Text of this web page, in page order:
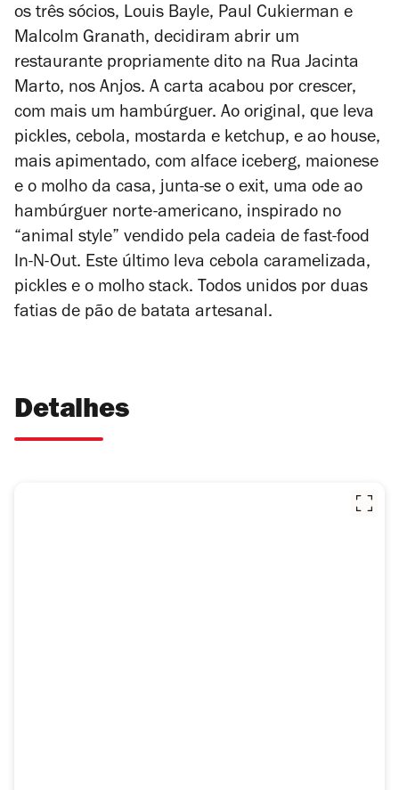
os três sócios, Louis Bayle, Paul Cukierman e
Malcolm Granath, decidiram abrir um
restaurante propriamente dito na Rua Jacinta
Marto, nos Anjos. A carta acabou por crescer,
com mais um hambúrguer. Ao original, que leva
pickles, cebola, mostarda e ketchup, e ao house,
mais apimentado, com alface iceberg, maionese
e o molho da casa, junta-se o exit, uma ode ao
hambúrguer norte-americano, inspirado no
“animal style” vendido pela cadeia de fast-food
In-N-Out. Este último leva cebola caramelizada,
pickles e o molho stack. Todos unidos por duas
fatias de pão de batata artesanal.
Detalhes